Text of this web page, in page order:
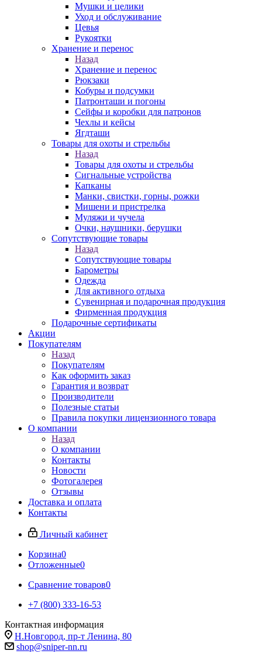
Мушки и целики
Уход и обслуживание
Цевья
Рукоятки
Хранение и перенос
Назад
Хранение и перенос
Рюкзаки
Кобуры и подсумки
Патронташи и погоны
Сейфы и коробки для патронов
Чехлы и кейсы
Ягдташи
Товары для охоты и стрельбы
Назад
Товары для охоты и стрельбы
Сигнальные устройства
Капканы
Манки, свистки, горны, рожки
Мишени и пристрелка
Муляжи и чучела
Очки, наушники, берушки
Сопутствующие товары
Назад
Сопутствующие товары
Барометры
Одежда
Для активного отдыха
Сувенирная и подарочная продукция
Фирменная продукция
Подарочные сертификаты
Акции
Покупателям
Назад
Покупателям
Как оформить заказ
Гарантия и возврат
Производители
Полезные статьи
Правила покупки лицензионного товара
О компании
Назад
О компании
Контакты
Новости
Фотогалерея
Отзывы
Доставка и оплата
Контакты
Личный кабинет
Корзина0
Отложенные0
Сравнение товаров0
+7 (800) 333-16-53
Контактная информация
Н.Новгород, пр-т Ленина, 80
shop@sniper-nn.ru